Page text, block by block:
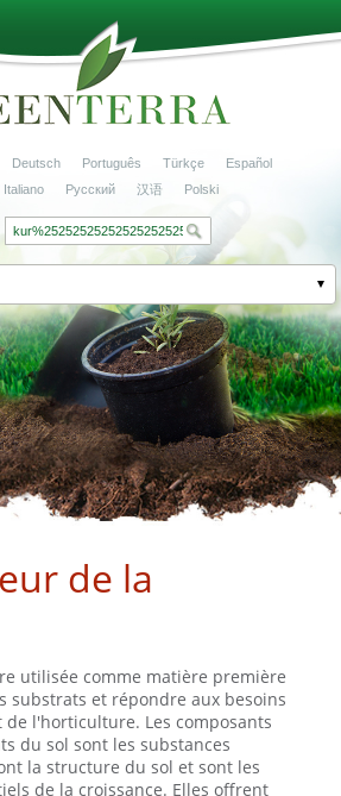
Deutsch Português Türkçe
Español
Italiano Русский 汉语 Polski
de la
utilisée comme matière première
substrats et répondre aux besoins
l'horticulture. Les composants
du sol sont les substances
la structure du sol et sont les
de la croissance. Elles offrent